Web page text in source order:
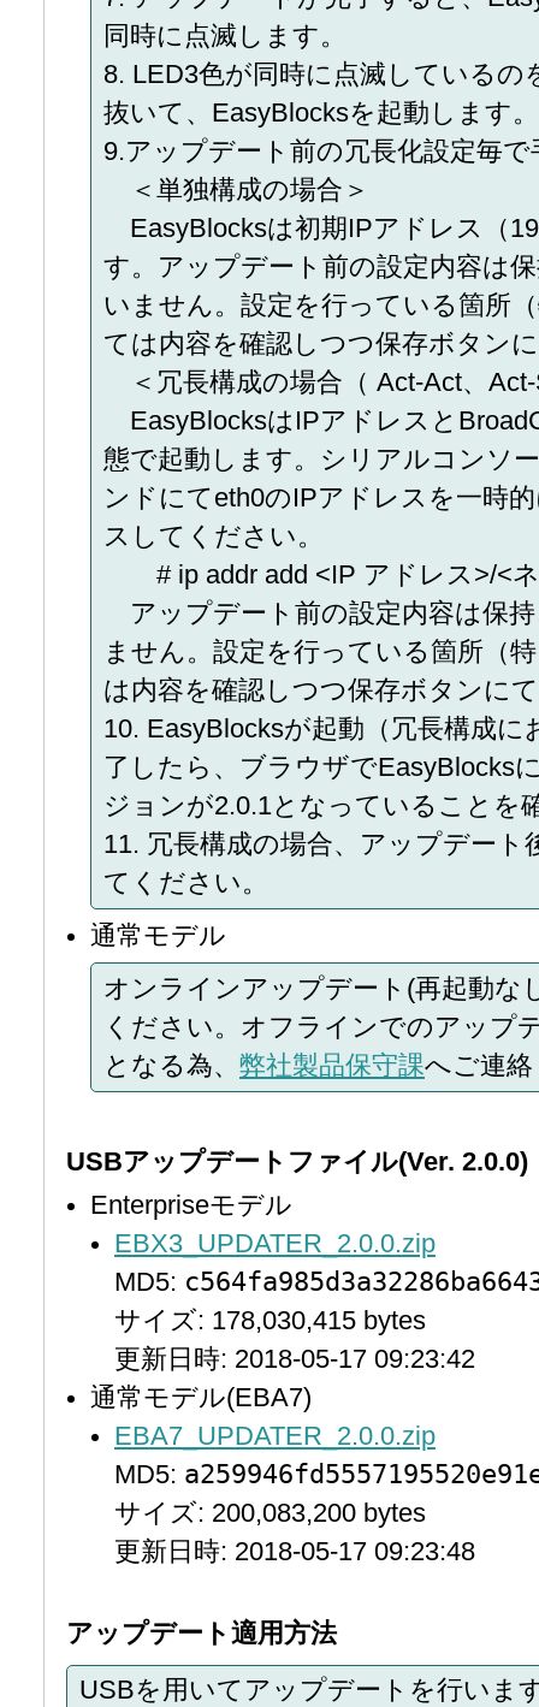
同時に点滅します。
8. LED3色が同時に点滅している
抜いて、EasyBlocksを起動します。
9.アップデート前の冗長化設定毎
＜単独構成の場合＞
EasyBlocksは初期IPアドレス（
す。アップデート前の設定内容は
いません。設定を行っている箇所
ては内容を確認しつつ保存ボタン
＜冗長構成の場合（ Act-Act、
EasyBlocksはIPアドレスと
態で起動します。シリアルコンソ
ンドにてeth0のIPアドレスを一時
スしてください。
# ip addr add <IP アドレス>/<ネ
アップデート前の設定内容は保
ません。設定を行っている箇所（
は内容を確認しつつ保存ボタンに
10. EasyBlocksが起動（冗長構成
了したら、ブラウザでEasyBlocks
ジョンが2.0.1となっていることを
11. 冗長構成の場合、アップデー
てください。
通常モデル
オンラインアップデート(再起動な
ください。オフラインでのアップ
となる為、 弊社製品保守課へご連
USBアップデートファイル(Ver. 2.0.0)
Enterpriseモデル
EBX3_UPDATER_2.0.0.zip
MD5:
サイズ: 178,030,415 bytes
更新日時: 2018-05-17 09:23:42
通常モデル(EBA7)
EBA7_UPDATER_2.0.0.zip
MD5:
サイズ: 200,083,200 bytes
更新日時: 2018-05-17 09:23:48
アップデート適用方法
USBを用いてアップデートを行いま